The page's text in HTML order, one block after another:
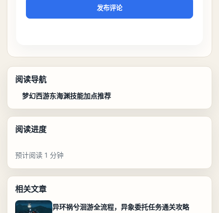
发布评论
阅读导航
梦幻西游东海渊技能加点推荐
阅读进度
预计阅读 1 分钟
相关文章
异环祸兮洄游全流程，异象委托任务通关攻略